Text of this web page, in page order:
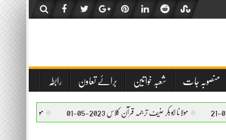
منصوبہ جات شعبہ خواتین برائے تعاون رابطہ
ابوبکر حنیف ترجمہ قرآن کلاس 2023-05-01 مولانا ابوبکر حنیف ترجمہ قرآن کلاس 2023-05-01